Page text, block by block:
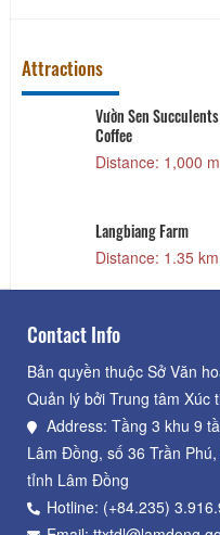
Attractions
Vườn Sen
Coffee
Distance: 1,000 m
Langbiang Farm
Distance: 1.35 km
Contact Info
Bản quyền thuộc Sở Văn
Quản lý bởi Trung tâm Xúc
Address: Tầng 3 khu 9
Lâm Đồng, số 36 Trần
tỉnh Lâm Đồng
Hotline: (+84.235)